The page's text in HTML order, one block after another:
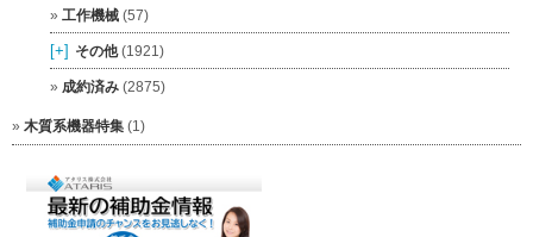
工作機械 (57)
[+] その他(1921)
成約済み (2875)
木質系機器特集 (1)